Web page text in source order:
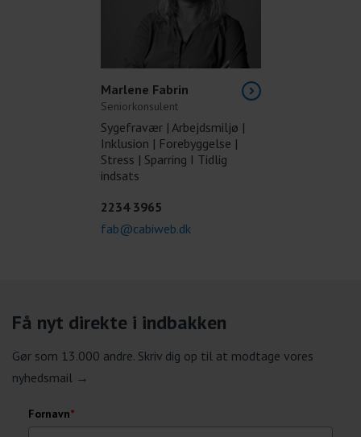
Marlene Fabrin
Seniorkonsulent
Sygefravær | Arbejdsmiljø |
Inklusion | Forebyggelse |
Stress | Sparring I Tidlig
indsats
2234 3965
fab@cabiweb.dk
Få nyt direkte i indbakken
Gør som 13.000 andre. Skriv dig op til at modtage vores
nyhedsmail →
Fornavn*